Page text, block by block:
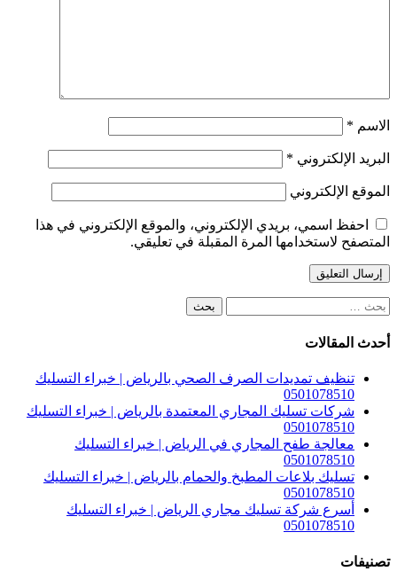
الاسم *
البريد الإلكتروني *
الموقع الإلكتروني
احفظ اسمي، بريدي الإلكتروني، والموقع الإلكتروني في هذا
المتصفح لاستخدامها المرة المقبلة في تعليقي.
البحث
أحدث المقالات
تنظيف تمديدات الصرف الصحي بالرياض | خبراء التسليك
0501078510
شركات تسليك المجاري المعتمدة بالرياض | خبراء التسليك
0501078510
معالجة طفح المجاري في الرياض | خبراء التسليك
0501078510
تسليك بلاعات المطبخ والحمام بالرياض | خبراء التسليك
0501078510
أسرع شركة تسليك مجاري الرياض | خبراء التسليك
0501078510
تصنيفات